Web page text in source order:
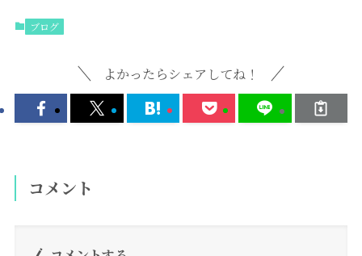
ブログ
よかったらシェアしてね！
コメント